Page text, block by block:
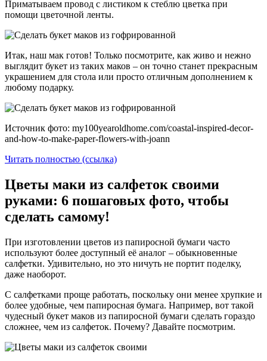
Приматываем провод с листиком к стеблю цветка при
помощи цветочной ленты.
Итак, наш мак готов! Только посмотрите, как живо и нежно
выглядит букет из таких маков – он точно станет прекрасным
украшением для стола или просто отличным дополнением к
любому подарку.
Источник фото: my100yearoldhome.com/coastal-inspired-decor-
and-how-to-make-paper-flowers-with-joann
Читать полностью (ссылка)
Цветы маки из салфеток своими
руками: 6 пошаговых фото, чтобы
сделать самому!
При изготовлении цветов из папиросной бумаги часто
используют более доступный её аналог – обыкновенные
салфетки. Удивительно, но это ничуть не портит поделку,
даже наоборот.
С салфетками проще работать, поскольку они менее хрупкие и
более удобные, чем папиросная бумага. Например, вот такой
чудесный букет маков из папиросной бумаги сделать гораздо
сложнее, чем из салфеток. Почему? Давайте посмотрим.